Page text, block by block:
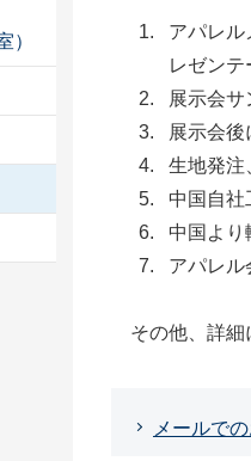
アパレル
レゼン
展示会
展示会
生地発注
中国自社
中国より
アパレル
その他、詳
メールで
）